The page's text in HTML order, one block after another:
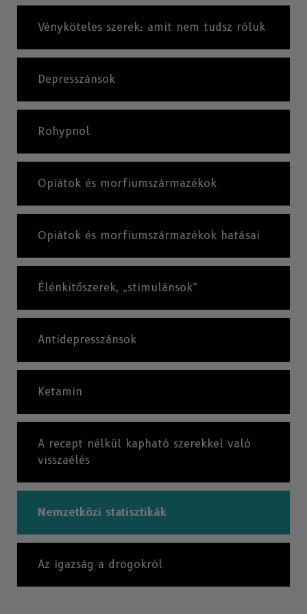
Vényköteles szerek: amit nem tudsz róluk
Depresszánsok
Rohypnol
Opiátok és morfiumszármazékok
Opiátok és morfiumszármazékok hatásai
Élénkítőszerek, „stimulánsok”
Antidepresszánsok
Ketamin
A recept nélkül kapható szerekkel való
visszaélés
Nemzetközi statisztikák
Az igazság a drogokról